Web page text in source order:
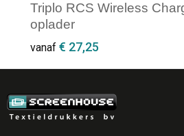
Triplo RCS Wireless
oplader
vanaf € 27,25
Minimale afname: 1